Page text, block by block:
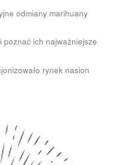
odmiany marihuany
ich najważniejsze
rynek nasion